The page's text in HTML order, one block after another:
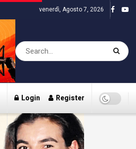
venerdì, Agosto 7, 2026
Login Register